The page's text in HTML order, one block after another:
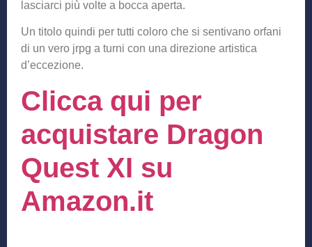
lasciarci più volte a bocca aperta.
Un titolo quindi per tutti coloro che si sentivano orfani
di un vero jrpg a turni con una direzione artistica
d’eccezione.
Clicca qui per
acquistare Dragon
Quest XI su
Amazon.it